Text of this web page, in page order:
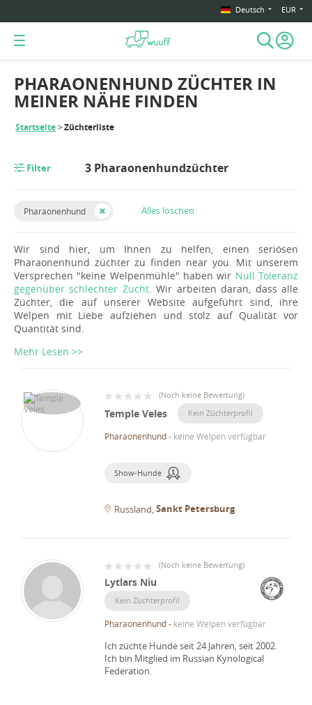
Deutsch EUR
Startseite Züchterliste
PHARAONENHUND ZÜCHTER IN
MEINER NÄHE FINDEN
Filter 3 Pharaonenhundzüchter
Pharaonenhund Alles löschen
Wir sind hier, um Ihnen zu helfen, einen seriösen
Pharaonenhund züchter zu finden near you. Mit unserem
Versprechen "keine Welpenmühle" haben wir Null Toleranz
gegenüber schlechter Zucht. Wir arbeiten daran, dass alle
Züchter, die auf unserer Website aufgeführt sind, ihre
Welpen mit Liebe aufziehen und stolz auf Qualität vor
Quantität sind.
Mehr Lesen >>
(Noch keine Bewertung)
Temple Veles Kein Züchterprofil
Pharaonenhund- keine Welpen verfügbar
Show-Hunde
Russland Sankt Petersburg
(Noch keine Bewertung)
Lytlars Niu
Kein Züchterprofil
Pharaonenhund- keine Welpen verfügbar
Ich züchte Hunde seit 24 Jahren, seit 2002.
Ich bin Mitglied im Russian Kynological
Federation.